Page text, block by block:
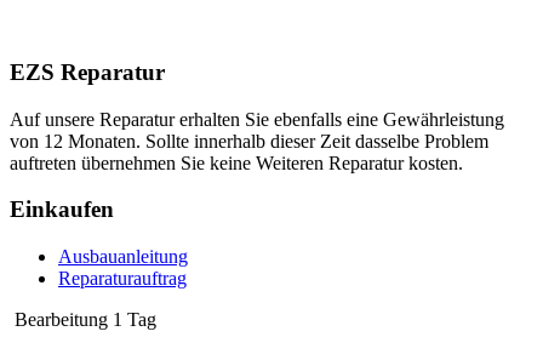
EZS Reparatur
Auf unsere Reparatur erhalten Sie ebenfalls eine Gewährleistung
von 12 Monaten. Sollte innerhalb dieser Zeit dasselbe Problem
auftreten übernehmen Sie keine Weiteren Reparatur kosten.
Einkaufen
Ausbauanleitung
Reparaturauftrag
Bearbeitung 1 Tag